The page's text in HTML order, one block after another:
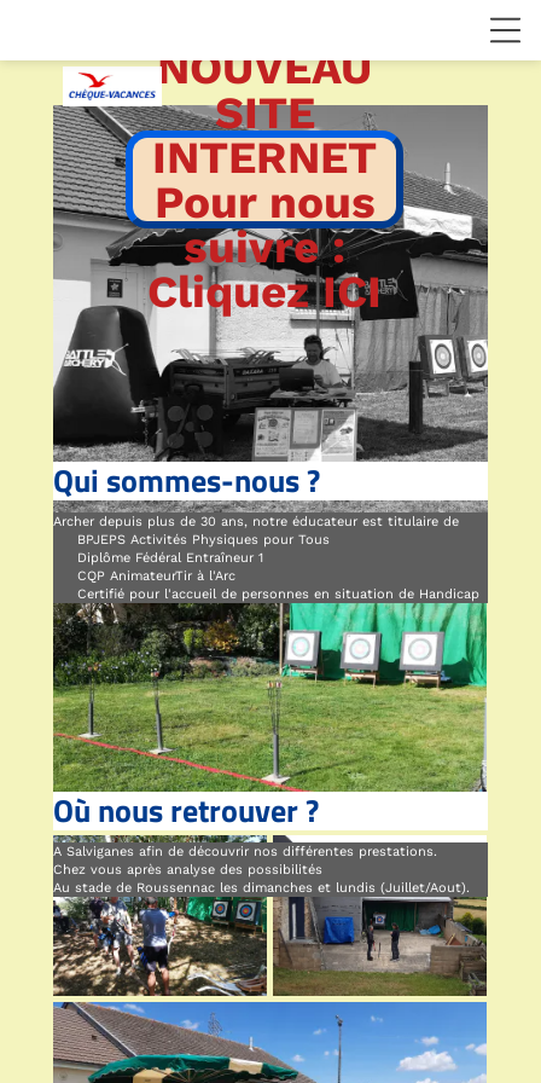
NOUVEAU
SITE
INTERNET
Pour nous
suivre :
Cliquez ICI
Où nous retrouver ?
A Salviganes afin de découvrir nos différentes prestations.
Chez vous après analyse des possibilités
Au stade de Roussennac les dimanches et lundis (Juillet/Aout).
Qui sommes-nous ?
Archer depuis plus de 30 ans, notre éducateur est titulaire de
BPJEPS Activités Physiques pour Tous
Diplôme Fédéral Entraîneur 1
CQP AnimateurTir à l'Arc
Certifié pour l'accueil de personnes en situation de Handicap